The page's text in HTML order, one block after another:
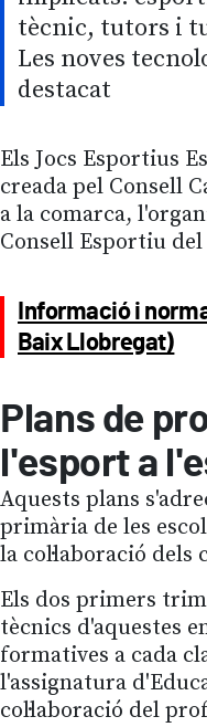
tècnic, tutors i
Les noves
destacat
Els Jocs Esportius
creada pel Consell
a la comarca,
Consell Esportiu
Informació i
Baix Llobregat)
Plans de
l'esport a
Aquests plans
primària de les
la col·laboració
Els dos primers
tècnics d'aquestes
formatives a cada
l'assignatura
col·laboració del